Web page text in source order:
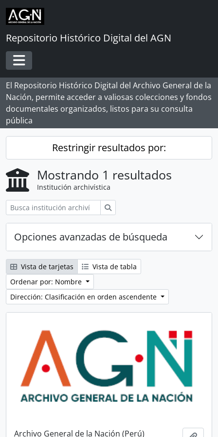
Skip to main content
Repositorio Histórico Digital del AGN
Toggle navigation
El Repositorio Histórico Digital del Archivo General de la
Nación, permite acceder a valiosas colecciones y fondos
documentales organizados, listos para su consulta
pública
Restringir resultados por:
Mostrando 1 resultados
Institución archivística
Opciones avanzadas de búsqueda
Vista de tarjetas
Vista de tabla
Ordenar por: Nombre
Dirección: Clasificación en orden ascendente
Archivo General de la Nación (Perú)